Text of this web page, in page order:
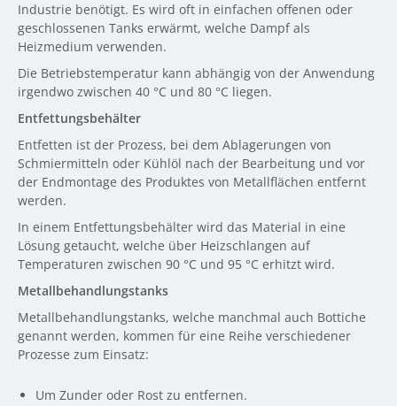
Industrie benötigt. Es wird oft in einfachen offenen oder
geschlossenen Tanks erwärmt, welche Dampf als
Heizmedium verwenden.
Die Betriebstemperatur kann abhängig von der Anwendung
irgendwo zwischen 40 °C und 80 °C liegen.
Entfettungsbehälter
Entfetten ist der Prozess, bei dem Ablagerungen von
Schmiermitteln oder Kühlöl nach der Bearbeitung und vor
der Endmontage des Produktes von Metallflächen entfernt
werden.
In einem Entfettungsbehälter wird das Material in eine
Lösung getaucht, welche über Heizschlangen auf
Temperaturen zwischen 90 °C und 95 °C erhitzt wird.
Metallbehandlungstanks
Metallbehandlungstanks, welche manchmal auch Bottiche
genannt werden, kommen für eine Reihe verschiedener
Prozesse zum Einsatz:
Um Zunder oder Rost zu entfernen.